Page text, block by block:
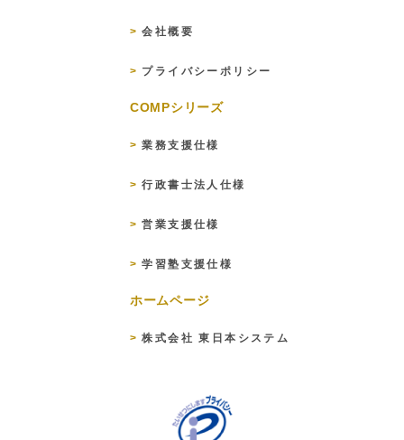
会社概要
プライバシーポリシー
COMPシリーズ
業務支援仕様
行政書士法人仕様
営業支援仕様
学習塾支援仕様
ホームページ
株式会社 東日本システム